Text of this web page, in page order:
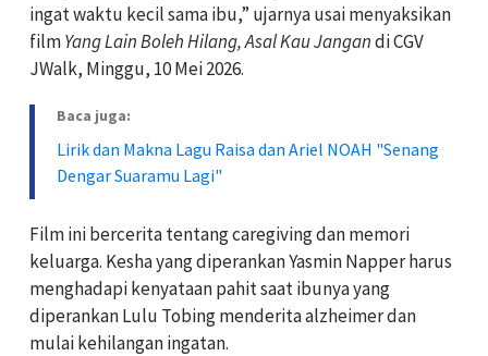
ingat waktu kecil sama ibu,” ujarnya usai menyaksikan
filmYang Lain Boleh Hilang, Asal Kau Jangandi CGV
JWalk, Minggu, 10 Mei 2026.
Baca juga:
Lirik dan Makna Lagu Raisa dan Ariel NOAH "Senang
Dengar Suaramu Lagi"
Film ini bercerita tentang caregiving dan memori
keluarga. Kesha yang diperankan Yasmin Napper harus
menghadapi kenyataan pahit saat ibunya yang
diperankan Lulu Tobing menderita alzheimer dan
mulai kehilangan ingatan.